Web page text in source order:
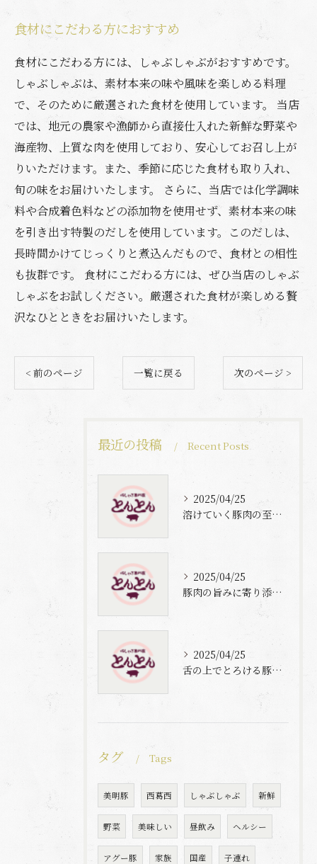
食材にこだわる方におすすめ
食材にこだわる方には、しゃぶしゃぶがおすすめです。
しゃぶしゃぶは、素材本来の味や風味を楽しめる料理
で、そのために厳選された食材を使用しています。 当店
では、地元の農家や漁師から直接仕入れた新鮮な野菜や
海産物、上質な肉を使用しており、安心してお召し上が
りいただけます。また、季節に応じた食材も取り入れ、
旬の味をお届けいたします。 さらに、当店では化学調味
料や合成着色料などの添加物を使用せず、素材本来の味
を引き出す特製のだしを使用しています。このだしは、
長時間かけてじっくりと煮込んだもので、食材との相性
も抜群です。 食材にこだわる方には、ぜひ当店のしゃぶ
しゃぶをお試しください。厳選された食材が楽しめる贅
沢なひとときをお届けいたします。
< 前のページ 一覧に戻る 次のページ >
最近の投稿 Recent Posts
2025/04/25
溶けていく豚肉の至福体験
2025/04/25
豚肉の旨みに寄り添う自家製梅出汁の魅力
2025/04/25
舌の上でとろける豚肉と自家製梅出汁の魅力
タグ Tags
美明豚 西葛西 しゃぶしゃぶ 新鮮
野菜 美味しい 昼飲み ヘルシー
アグー豚 家族 国産 子連れ